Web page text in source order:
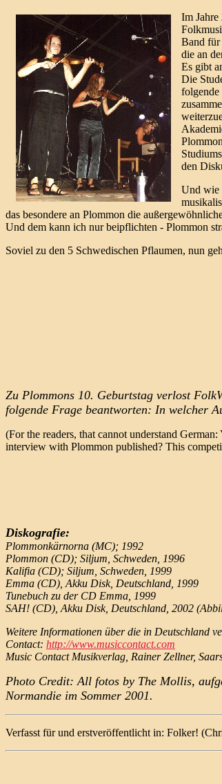
Im Jahre
Band für
die an
Es gibt
Die
folgende
den
Und wie
das besondere an Plommon die
Und dem kann ich nur beipflichten - Plommon
Soviel zu den 5 Schwedischen Pflaumen, nun
Zu Plommons 10. Geburtstag verlost
folgende Frage beantworten: In welcher
(For the readers, that cannot understand
interview with Plommon published? This
Diskografie:
Plommonkärnorna (MC); 1992
Plommon (CD); Siljum, Schweden, 1996
Kalifia (CD); Siljum, Schweden, 1999
Emma (CD), Akku Disk, Deutschland, 1999
Tunebuch zu der CD Emma, 1999
SAH! (CD), Akku Disk, Deutschland, 2002
Weitere Informationen über die in Deutschland
Contact: http://www.musiccontact.com
Music Contact Musikverlag, Rainer Zellner,
Photo Credit: All fotos by The Mollis,
Normandie im Sommer 2001.
Verfasst für und erstveröffentlicht in: Folker!